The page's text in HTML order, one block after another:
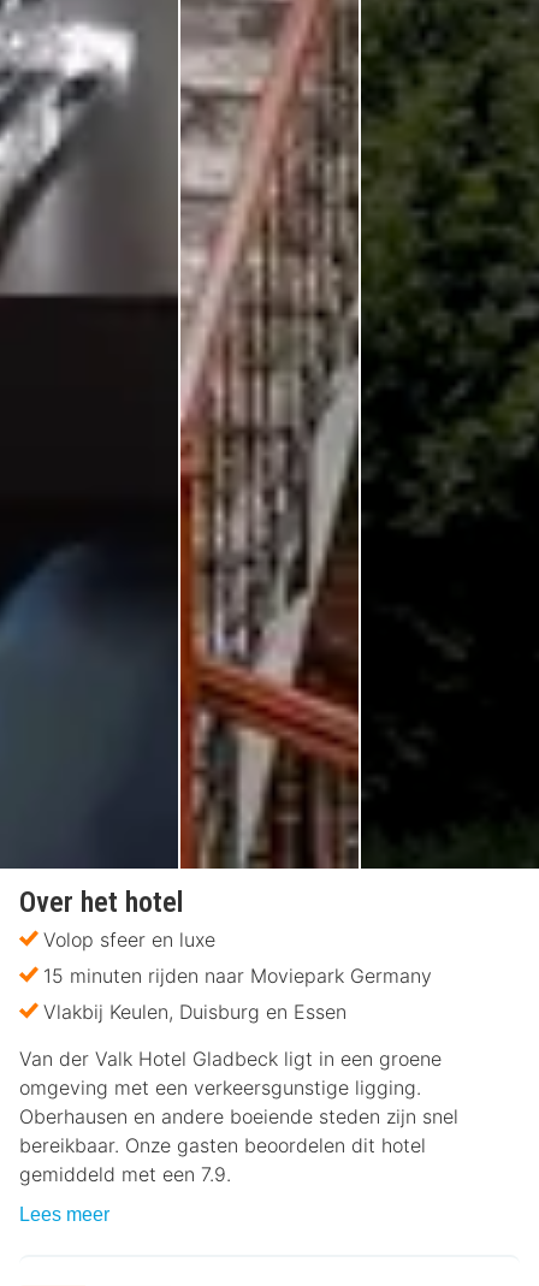
Over het hotel
Volop sfeer en luxe
15 minuten rijden naar Moviepark Germany
Vlakbij Keulen, Duisburg en Essen
Van der Valk Hotel Gladbeck ligt in een groene
omgeving met een verkeersgunstige ligging.
Oberhausen en andere boeiende steden zijn snel
bereikbaar. Onze gasten beoordelen dit hotel
gemiddeld met een 7.9.
Lees meer